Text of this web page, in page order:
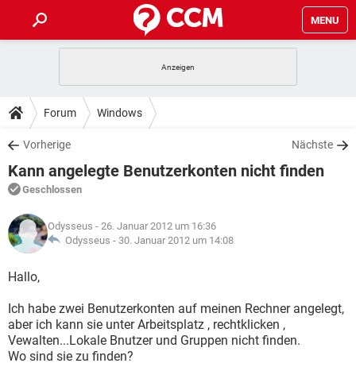
MENU
ANDROID
WINDOWS 10
WHATSAPP TIKTOK
FACEBOOK
TIPPS & TRICKS
SPIELE
WINDOWS 10
WHATSAPP
FACEBOOK HARDWARE
DOWNLOADS
SPIELE STREAMING
ANDROID
WINDOWS 10 INSTAGRAM
WHATSAPP
FACEBOOK
FORUM
SPIELE
ANDROID IOS
FACEBOOK HARDWARE
LEXIKON
SPIELE
ANDROID
WINDOWS 10 INSTAGRAM
WHATSAPP TIKTOK
FACEBOOK
Forum Windows
Vorherige Nächste
Kann angelegte Benutzerkonten nicht finden
Geschlossen
Odysseus - 26. Januar 2012 um 16:36
Odysseus - 30. Januar 2012 um 14:08
Hallo,
Ich habe zwei Benutzerkonten auf meinen Rechner angelegt,
aber ich kann sie unter Arbeitsplatz , rechtklicken ,
Vewalten...Lokale Bnutzer und Gruppen nicht finden.
Wo sind sie zu finden?